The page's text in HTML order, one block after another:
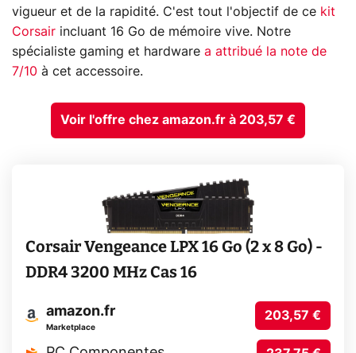
vigueur et de la rapidité. C'est tout l'objectif de ce kit
Corsair incluant 16 Go de mémoire vive. Notre
spécialiste gaming et hardware a attribué la note de
7/10 à cet accessoire.
Voir l'offre chez amazon.fr à 203,57 €
Corsair Vengeance LPX 16 Go (2 x 8 Go) -
DDR4 3200 MHz Cas 16
amazon.fr
Marketplace
203,57 €